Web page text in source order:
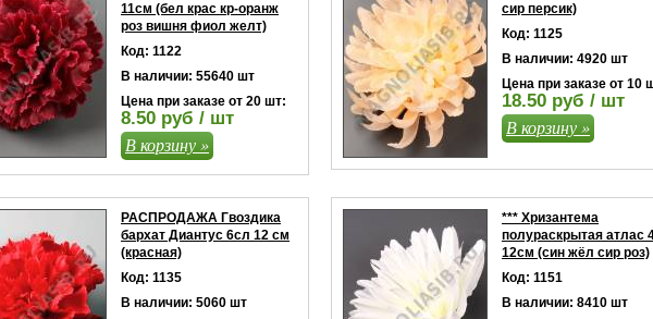
11см (бел крас кр-оранж
роз вишня фиол желт)
Код: 1122
В наличии: 55640 шт
Цена при заказе от 20 шт:
8.50 руб / шт
В корзину »
сир персик)
Код: 1125
В наличии: 4920 шт
Цена при заказе от 10
18.50 руб / шт
В корзину »
РАСПРОДАЖА Гвоздика
бархат Диантус 6сл 12 см
(красная)
Код: 1135
В наличии: 5060 шт
*** Хризантема
полураскрытая атлас
12см (син жёл сир роз)
Код: 1151
В наличии: 8410 шт